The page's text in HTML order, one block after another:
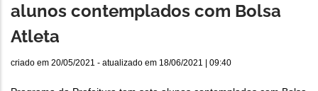
alunos contemplados com Bolsa
Atleta
criado em 20/05/2021 - atualizado em 18/06/2021 | 09:40